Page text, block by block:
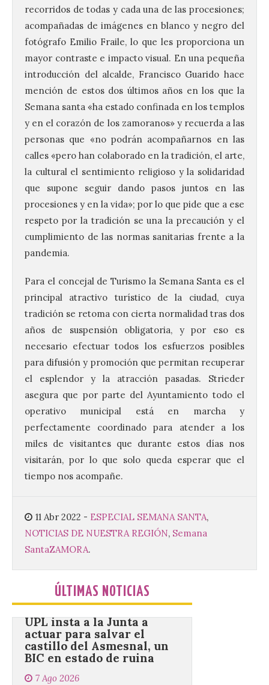
recorridos de todas y cada una de las procesiones;
acompañadas de imágenes en blanco y negro del
fotógrafo Emilio Fraile, lo que les proporciona un
mayor contraste e impacto visual. En una pequeña
introducción del alcalde, Francisco Guarido hace
mención de estos dos últimos años en los que la
Semana santa «ha estado confinada en los templos
y en el corazón de los zamoranos» y recuerda a las
personas que «no podrán acompañarnos en las
calles «pero han colaborado en la tradición, el arte,
la cultural el sentimiento religioso y la solidaridad
que supone seguir dando pasos juntos en las
procesiones y en la vida»; por lo que pide que a ese
respeto por la tradición se una la precaución y el
cumplimiento de las normas sanitarias frente a la
pandemia.
Para el concejal de Turismo la Semana Santa es el
principal atractivo turístico de la ciudad, cuya
tradición se retoma con cierta normalidad tras dos
años de suspensión obligatoria, y por eso es
necesario efectuar todos los esfuerzos posibles
para difusión y promoción que permitan recuperar
el esplendor y la atracción pasadas. Strieder
asegura que por parte del Ayuntamiento todo el
operativo municipal está en marcha y
perfectamente coordinado para atender a los
miles de visitantes que durante estos días nos
visitarán, por lo que solo queda esperar que el
tiempo nos acompañe.
11 Abr 2022 - ESPECIAL SEMANA SANTA,
NOTICIAS DE NUESTRA REGIÓN, Semana
SantaZAMORA.
ÚLTIMAS NOTICIAS
La decimoctava fotografía
de León de…viaje nos llega
desde la sede del
Parlamento Europeo en
Estrasburgo.
7 Ago 2026
Nueva edición de León de…viaje. Una
Diario de Turismo, Ocio e Información
para jóvenes “Enredando.info”. . La
decimoctava fotografía de León de…viaje
nos […]
UPL insta a la Junta a
actuar para salvar el
castillo del Asmesnal, un
BIC en estado de ruina
7 Ago 2026